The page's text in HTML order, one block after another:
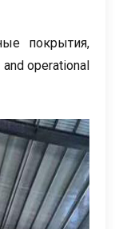
покрытия,
operational